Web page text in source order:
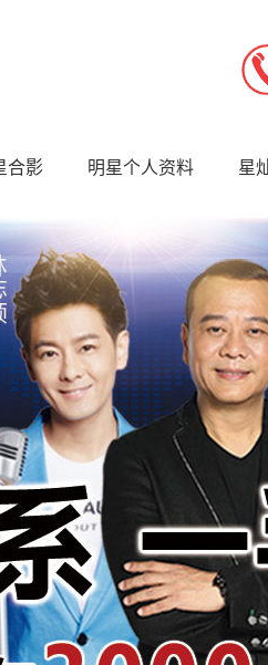
合影 明星个人资料 星